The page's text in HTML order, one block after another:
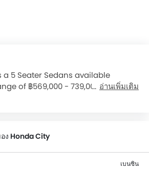
a 5 Seater Sedans available
of ฿569,000 - 739,000 in the
1467 mm H. Over 4 users have
of Features, Mileage, seating
performance. City top
MG 5, 2 Sedan and Yaris Ativ.
อ่านเพิ่มเติม
ง Honda City
เบนซิน